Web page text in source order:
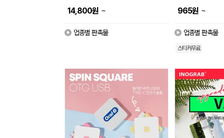
14,800원 ~
업종별 판촉물
965원 ~
업종별 판촉물
스티커무료